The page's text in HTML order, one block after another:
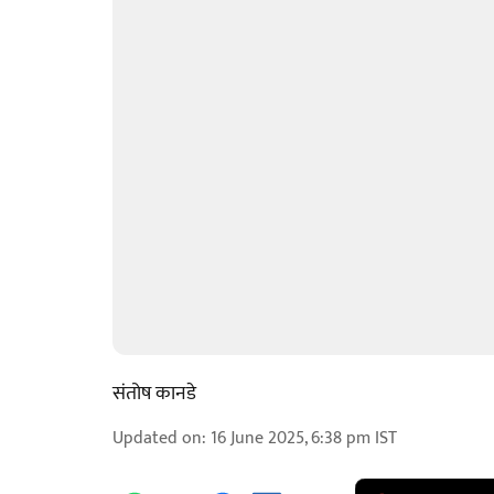
संतोष कानडे
Updated on: 16 June 2025, 6:38 pm IST